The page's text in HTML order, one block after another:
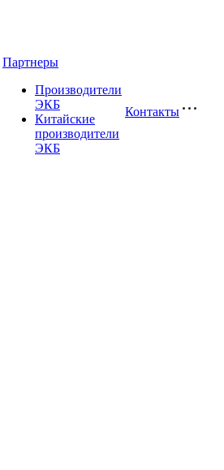
Партнеры
Производители
ЭКБ
Китайские
производители
ЭКБ
Контакты